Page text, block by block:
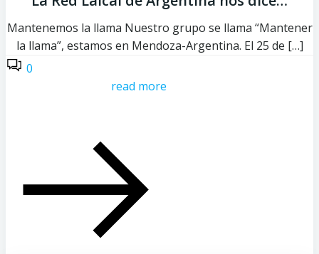
Mantenemos la llama Nuestro grupo se llama “Mantener
la llama”, estamos en Mendoza-Argentina. El 25 de […]
0
read more